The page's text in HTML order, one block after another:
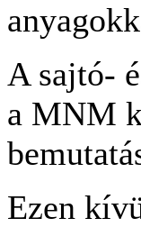
A sajtó-
a MNM
Ezen